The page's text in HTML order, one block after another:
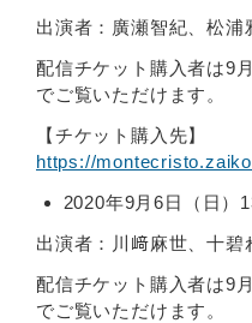
出演者：廣瀬智紀、松浦
配信チケット購入者は9
でご覧いただけます。
【チケット購入先】
https://
2020年9月6日（日）
出演者：川﨑麻世、十碧
配信チケット購入者は9
でご覧いただけます。